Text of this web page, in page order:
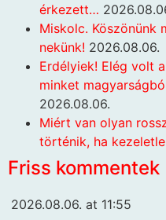
érkezett…
Miskolc. Köszönünk
nekünk! 2026.08.06.
Erdélyiek! Elég volt
minket
2026.08.06.
Miért van olyan
történik, ha
Friss kommentek
2026.08.06. at 11:55